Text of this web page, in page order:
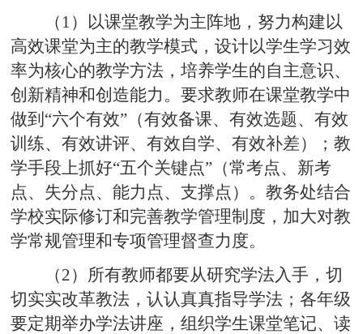
（1）以课堂教学为主阵地，努力构建以
高效课堂为主的教学模式，设计以学生学习效
率为核心的教学方法，培养学生的自主意识、
创新精神和创造能力。要求教师在课堂教学中
做到“六个有效”（有效备课、有效选题、有效
训练、有效讲评、有效自学、有效补差）；教
学手段上抓好“五个关键点”（常考点、新考
点、失分点、能力点、支撑点）。教务处结合
学校实际修订和完善教学管理制度，加大对教
学常规管理和专项管理督查力度。
（2）所有教师都要从研究学法入手，切
切实实改革教法，认认真真指导学法；各年级
要定期举办学法讲座，组织学生课堂笔记、读